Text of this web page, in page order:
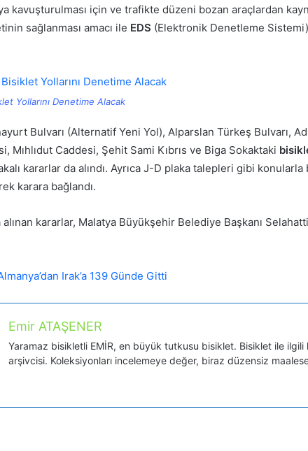
kavuşturulması için ve trafikte düzeni bozan araçlardan
sağlanması amacı ile EDS (Elektronik Denetleme
Yollarını Denetime Alacak
Bulvarı (Alternatif Yeni Yol), Alparslan Türkeş Bulvarı,
Mıhlıdut Caddesi, Şehit Sami Kıbrıs ve Biga Sokaktaki
kararlar da alındı. Ayrıca J-D plaka talepleri gibi
karara bağlandı.
kararlar, Malatya Büyükşehir Belediye Başkanı
Irak’a 139 Günde Gitti
Emir ATAŞENER
Yaramaz bisikletli EMİR, en büyük tutkusu bisiklet. Bisiklet ile
arşivcisi. Koleksiyonları incelemeye değer, biraz düzensiz